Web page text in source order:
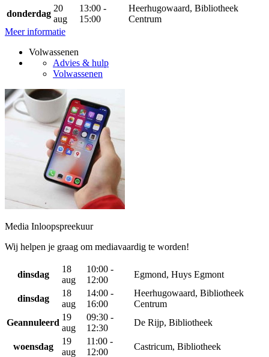
donderdag
20
aug
13:00 -
15:00
Heerhugowaard, Bibliotheek
Centrum
Meer informatie
Volwassenen
Advies & hulp
Volwassenen
Media Inloopspreekuur
Wij helpen je graag om mediavaardig te worden!
dinsdag
18
aug
10:00 -
12:00
Egmond, Huys Egmont
dinsdag
18
aug
14:00 -
16:00
Heerhugowaard, Bibliotheek
Centrum
Geannuleerd
19
aug
09:30 -
12:30
De Rijp, Bibliotheek
woensdag
19
aug
11:00 -
12:00
Castricum, Bibliotheek